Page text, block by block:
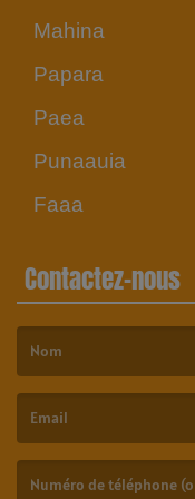
Mahina
Papara
Paea
Punaauia
Faaa
Contactez-nous